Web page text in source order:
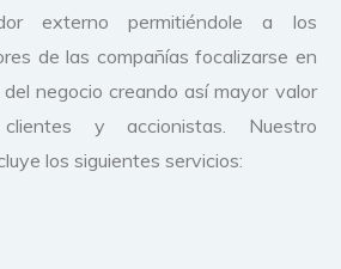
externo permitiéndole a los
de las compañías focalizarse en
negocio creando así mayor valor
y accionistas. Nuestro
los siguientes servicios: